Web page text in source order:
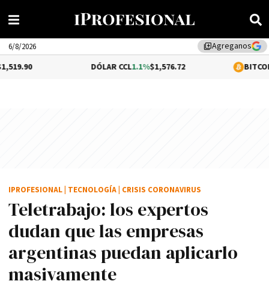
library_addAgreganos
6/8/2026
1.1%$1,576.72 0.05%
Teletrabajo: los expertos
dudan que las empresas
argentinas puedan aplicarlo
masivamente
IPROFESIONAL TECNOLOGÍA CRISIS CORONAVIRUS